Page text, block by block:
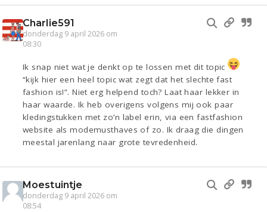
Charlie591
donderdag 9 april 2026 om
08:30
Ik snap niet wat je denkt op te lossen met dit topic
“kijk hier een heel topic wat zegt dat het slechte fast
fashion is!”. Niet erg helpend toch? Laat haar lekker in
haar waarde. Ik heb overigens volgens mij ook paar
kledingstukken met zo’n label erin, via een fastfashion
website als modemusthaves of zo. Ik draag die dingen
meestal jarenlang naar grote tevredenheid.
Moestuintje
donderdag 9 april 2026 om
08:54